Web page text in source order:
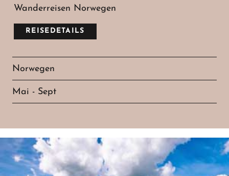
Wanderreisen Norwegen
REISEDETAILS
Norwegen
Mai - Sept